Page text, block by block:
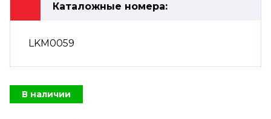
Каталожные номера:
LKM0059
В наличии